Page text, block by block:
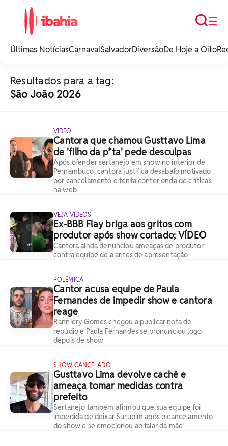
noticias e
☰
Busca
Últimas NotíciasCarnavalSalvadorDiversãoDe Hoje a Oito
Resultados para a tag:
São João 2026
VÍDEO
Cantora que chamou Gusttavo Lima
de 'filho da p*ta' pede desculpas
Após ofender sertanejo em show no interior de
Pernambuco, cantora justifica desabafo motivado
por cancelamento e tenta conter onda de críticas
na web
VEJA VÍDEOS
Ex-BBB Flay briga aos gritos com
produtor após show cortado; VÍDEO
Cantora ainda denunciou ameaças de produtor
contra equipe dela antes de apresentação
POLÊMICA
Cantor acusa equipe de Paula
Fernandes de impedir show e cantora
reage
Ranniery Gomes chegou a publicar nota de
repúdio e Paula Fernandes se pronunciou logo
depois de show
SHOW CANCELADO
Gusttavo Lima devolve cachê e
ameaça tomar medidas contra
prefeito
Sertanejo também afirmou que sua equipe foi
impedida de deixar Surubim após o cancelamento
do show e se emocionou ao falar da mãe